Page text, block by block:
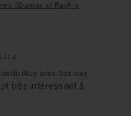
3Dsmax et Rayfire
iRay avec 3dsmax
très intéressant à